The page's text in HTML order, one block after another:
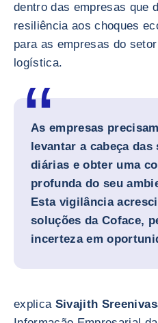
dentro das empresas que
resiliência aos choques
para as empresas do
logística.
As empresas
levantar a cabeça das
diárias e obter uma
profunda do seu
Esta vigilância
soluções da Coface,
incerteza em
explica Sivajith